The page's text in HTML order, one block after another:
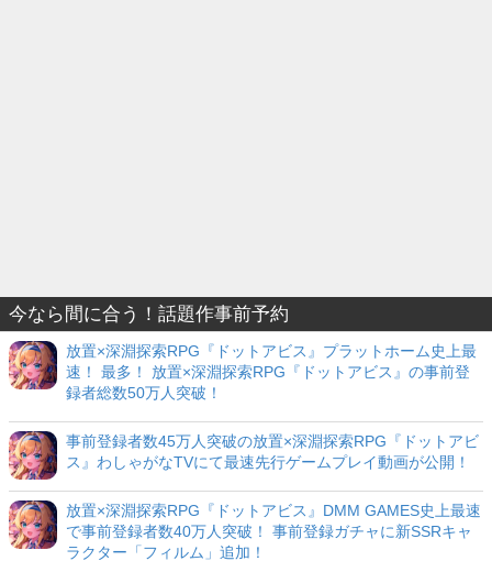
今なら間に合う！話題作事前予約
放置×深淵探索RPG『ドットアビス』プラットホーム史上最
速！ 最多！ 放置×深淵探索RPG『ドットアビス』の事前登
録者総数50万人突破！
事前登録者数45万人突破の放置×深淵探索RPG『ドットアビ
ス』わしゃがなTVにて最速先行ゲームプレイ動画が公開！
放置×深淵探索RPG『ドットアビス』DMM GAMES史上最速
で事前登録者数40万人突破！ 事前登録ガチャに新SSRキャ
ラクター「フィルム」追加！